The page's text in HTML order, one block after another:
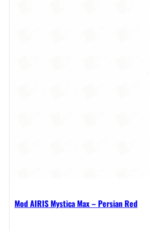
Mod AIRIS Mystica Max – Persian Red